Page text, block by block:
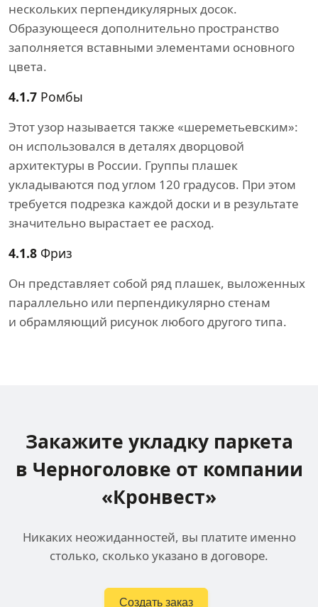
нескольких перпендикулярных досок.
Образующееся дополнительно пространство
заполняется вставными элементами основного
цвета.
4.1.7 Ромбы
Этот узор называется также «шереметьевским»:
он использовался в деталях дворцовой
архитектуры в России. Группы плашек
укладываются под углом 120 градусов. При этом
требуется подрезка каждой доски и в результате
значительно вырастает ее расход.
4.1.8 Фриз
Он представляет собой ряд плашек, выложенных
параллельно или перпендикулярно стенам
и обрамляющий рисунок любого другого типа.
Закажите укладку паркета
в Черноголовке от компании
«Кронвест»
Никаких неожиданностей, вы платите именно
столько, сколько указано в договоре.
Создать заказ